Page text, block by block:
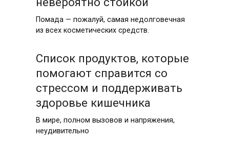
Помада — пожалуй, самая недолговечная
из всех косметических средств.
Список продуктов, которые
помогают справится со
стрессом и поддерживать
здоровье кишечника
В мире, полном вызовов и напряжения,
неудивительно